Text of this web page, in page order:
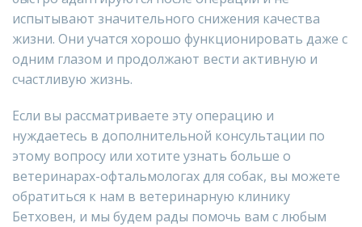
испытывают значительного снижения качества
жизни. Они учатся хорошо функционировать даже с
одним глазом и продолжают вести активную и
счастливую жизнь.
Если вы рассматриваете эту операцию и
нуждаетесь в дополнительной консультации по
этому вопросу или хотите узнать больше о
ветеринарах-офтальмологах для собак, вы можете
обратиться к нам в ветеринарную клинику
Бетховен, и мы будем рады помочь вам с любым